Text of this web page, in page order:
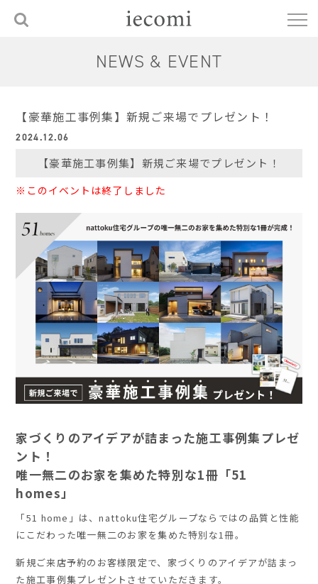
NEWS & EVENT
【豪華施工事例集】新規ご来場でプレゼント！
2024.12.06
【豪華施工事例集】新規ご来場でプレゼント！
※このイベントは終了しました
家づくりのアイデアが詰まった施工事例集プレゼ
ント！
唯一無二のお家を集めた特別な1冊「51
homes」
「51 home」は、nattoku住宅グループならではの品質と性能
にこだわった唯一無二のお家を集めた特別な1冊。
新規ご来店予約のお客様限定で、家づくりのアイデアが詰まっ
た施工事例集プレゼントさせていただきます。